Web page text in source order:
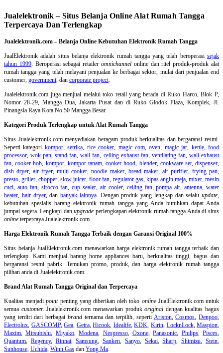
Jualelektronik – Situs Belanja Online Alat Rumah Tangga
Terpercaya Dan Terlengkap
Jualelektronik.com – Belanja Online Kebutuhan Elektronik Rumah Tangga
JualElektronik adalah situs belanja elektronik rumah tanggayang telah beroperasisejak
tahun 1999. Beroperasi sebagai retaileromnichannel online dan ritel produk-produk alat
rumah tangga yang telah melayani penjualan ke berbagai sektor, mulai dari penjualan end
customer, government , dan corporate project
Jualelektronik.com juga menjual melalui toko retail yang berada di Ruko Harco, Blok P,
Nomor 28-29, Mangga Dua, Jakarta Pusat dan di Ruko Glodok Plaza, Komplek, Jl.
Pinangsia Raya Kota No.50 Mangga Besar.
Kategori Produk Terlengkap untuk Alat Rumah Tangga
Situs Jualelektronik.com menyediakan beragam produk berkualitas dan bergaransi resmi.
Seperti kategori kompor,setrika rice cooker magic com,oven magic jar kettle,food
processor ,wok pan ,stand fan ,wall fan ceiling exhaust fan, ventilating fan, wall exhaust
fan ,cooker hob kompor, kompor tanam,cooker hood blender, cookware set,dispenser
dish dryer ,air fryer ,multi cooker ,noodle maker, bread maker, air purifier, frying pan
presto ,griller ,chopper ,slow juicer ,floor fan regulator gas, kipas angin meja, mixer,mesin
cuci auto fan, sirocco fan ,cup sealer ,air cooler, ceiling fan,pompa air ,antenna ,water
heater hair dryer, dan banyak lainnya. Dengan produk yang lengkap dan selalu update
kebutuhan spesialis barang elektronik rumah tangga yang Anda butuhkan dapat Anda
jumpai segera. Lengkapi danupgrade perlengkapan elektronik rumah tangga Anda di situs
online terpercaya Jualelektronik.com.
Harga Elektronik Rumah Tangga Terbaik dengan Garansi Original 100%
Situs belanjaJualElektronik.com menawarkan harga elektronik rumah tangga terbaik dan
terlengkap. Kami menjual barang home appliances baru, berkualitas tinggi, bagus dan
bergaransi resmi pabrik. Temukan promo, produk, dan harga elektronik rumah tangga
pilihan anda di Jualelektronik.com.
Brand Alat Rumah Tangga Original dan Terpercaya
Kualitas menjadipointpenting yang diberikan oleh toko onlineJualElektronik.com untuk
semua customer. Jualelektronik.com menawarkan produkoriginal dengan kualitas bagus
yang terdiri dari berbagai brandternama dan terpilih, seperti Ariston,Cosmos ,Denpoo
Electrolux GASCOMP,Gea Getra,Hicook Idealife,KDK Kirin, LocknLock,Maspion
Maxim ,Mitsubishi Miyako,Modena Nespresso, Oxone,Panasonic Philips, Pisces
Quantum
Regency, Rinnai,Samsung ,Sanken Sanyo, Sekai,Sharp ,Shimizu ,Stein
Sunhouse Uchida Winn Gas dan Yong Ma